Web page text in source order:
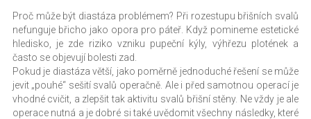
Proč může být diastáza problémem? Při rozestupu břišních svalů
nefunguje břicho jako opora pro páteř. Když pomineme estetické
hledisko, je zde riziko vzniku pupeční kýly, výhřezu plotének a
často se objevují bolesti zad.
Pokud je diastáza větší, jako poměrně jednoduché řešení se může
jevit „pouhé“ sešití svalů operačně. Ale i před samotnou operací je
vhodné cvičit, a zlepšit tak aktivitu svalů břišní stěny. Ne vždy je ale
operace nutná a je dobré si také uvědomit všechny následky, které